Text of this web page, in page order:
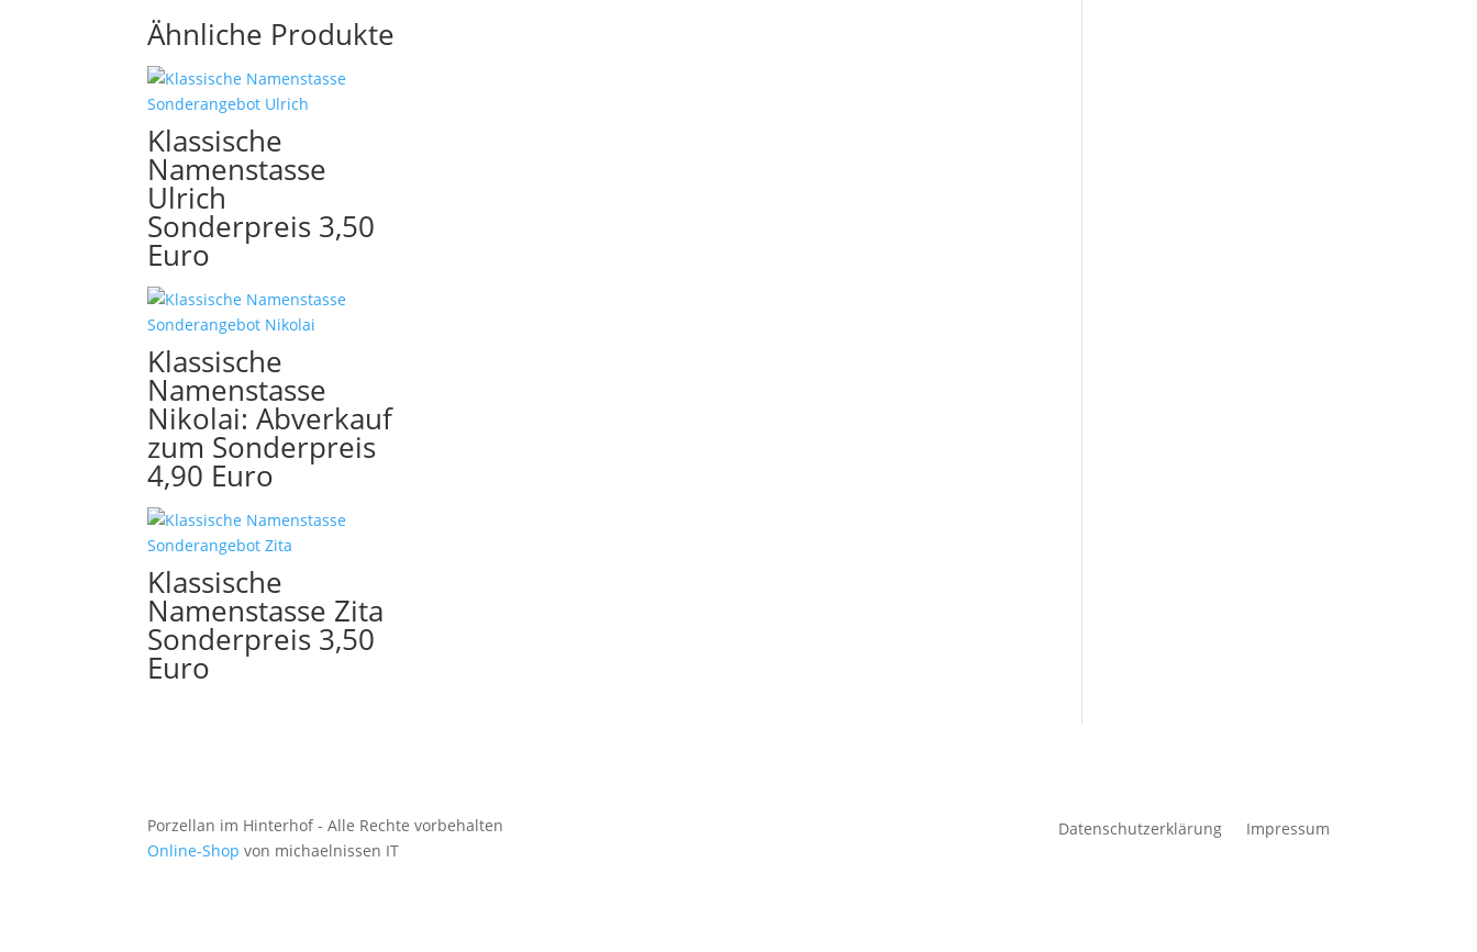
Ähnliche Produkte
Klassische
Namenstasse
Ulrich
Sonderpreis 3,50
Euro
Klassische
Namenstasse
Nikolai: Abverkauf
zum Sonderpreis
4,90 Euro
Klassische
Namenstasse Zita
Sonderpreis 3,50
Euro
Porzellan im Hinterhof - Alle Rechte vorbehalten
Online-Shop von michaelnissen IT
Datenschutzerklärung Impressum